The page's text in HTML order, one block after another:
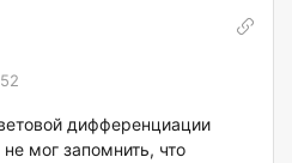
дифференциации
мог запомнить, что